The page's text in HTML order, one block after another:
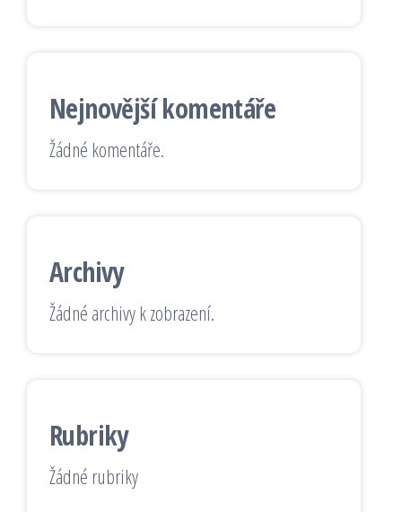
Nejnovější komentáře
Žádné komentáře.
Archivy
Žádné archivy k zobrazení.
Rubriky
Žádné rubriky